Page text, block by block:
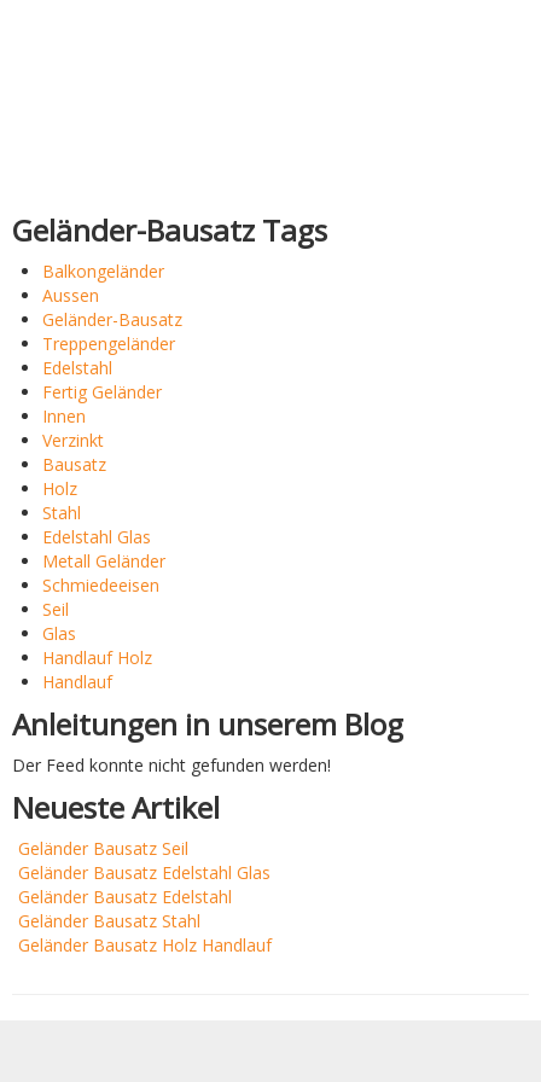
Geländer-Bausatz Tags
Balkongeländer
Aussen
Geländer-Bausatz
Treppengeländer
Edelstahl
Fertig Geländer
Innen
Verzinkt
Bausatz
Holz
Stahl
Edelstahl Glas
Metall Geländer
Schmiedeeisen
Seil
Glas
Handlauf Holz
Handlauf
Anleitungen in unserem Blog
Der Feed konnte nicht gefunden werden!
Neueste Artikel
Geländer Bausatz Seil
Geländer Bausatz Edelstahl Glas
Geländer Bausatz Edelstahl
Geländer Bausatz Stahl
Geländer Bausatz Holz Handlauf